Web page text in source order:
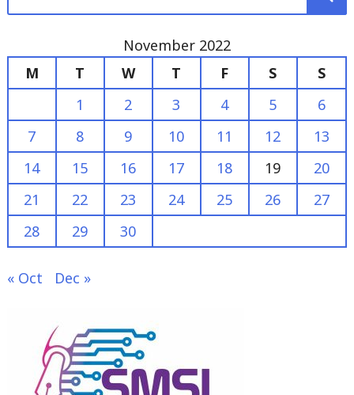
1
2 3 4 5
6
7
8 9 10 11 12
13
14
15 16 17 18 19
20
21
22 23 24 25 26
27
28
29 30
« Oct Dec »